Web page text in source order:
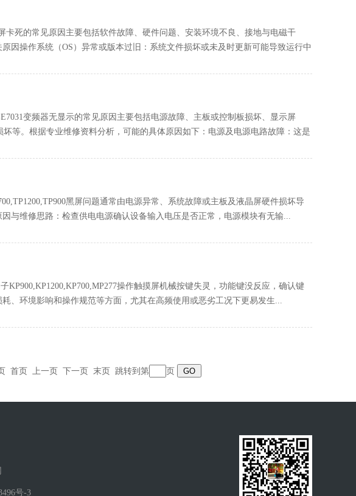
卡死‌的常见原因主要包括‌软件故障、硬件问题、安装环境不良、接地与电磁干
因操作系统（OS）异常或版本过旧‌：系统文件损坏或未及时更新可能导致运行中
变频器无显示‌的常见原因主要包括电源故障、主板或控制板损坏、显示屏
坏等。根据专业维修资料分析，可能的具体原因如下：电源及电源电路故障‌：这是
黑屏‌问题通常由电源异常、系统故障或主板及液晶屏硬件损坏导
与维修思路：检查供电电源‌确认设备输入电压是否正常，电源模块有无输...
KP900,KP1200,KP700,MP277操作触摸屏机械按键失灵‌，功能键没反应，确认键
、环境影响和操作规范等方面，尤其在高频使用或恶劣工况下更易发生...
首页 上一页 下一页 末页 跳转到第 页
号-3